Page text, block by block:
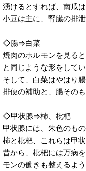
湧けるとすれば、南瓜
小豆は主に、腎臓の排
◇腸⇒白菜
焼肉のホルモンを見る
と同じような形をしてい
そして、白菜はやはり
排便の補助と、腸その
◇甲状腺⇒柿、枇杷
甲状腺には、朱色のも
柿と枇杷、これらは甲
昔から、枇杷には万病
モンの働きも整えるよう